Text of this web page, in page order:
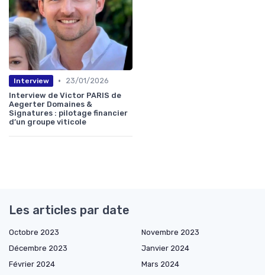
Interview •
23/01/2026
Interview de Victor PARIS de
Aegerter Domaines &
Signatures : pilotage financier
d’un groupe viticole
Les articles par date
Octobre 2023
Novembre 2023
Décembre 2023
Janvier 2024
Février 2024
Mars 2024